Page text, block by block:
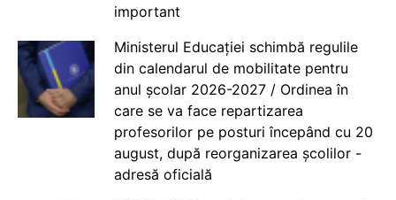
important
Ministerul Educației schimbă regulile
din calendarul de mobilitate pentru
anul școlar 2026-2027 / Ordinea în
care se va face repartizarea
profesorilor pe posturi începând cu 20
august, după reorganizarea școlilor -
adresă oficială